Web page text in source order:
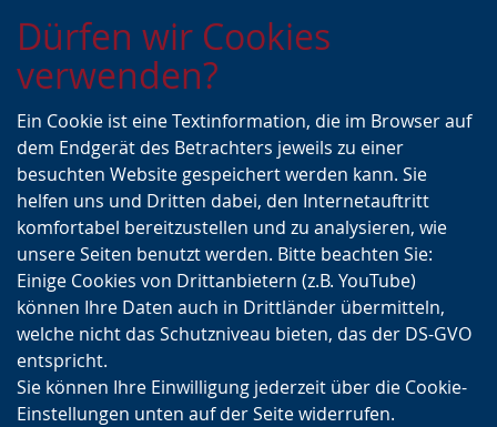
Zur
Hauptnavigation
Zur
Seitennavigation
Zum
Inhalt
Dürfen wir Cookies
verwenden?
Ein Cookie ist eine Textinformation, die im Browser auf
dem Endgerät des Betrachters jeweils zu einer
besuchten Website gespeichert werden kann. Sie
helfen uns und Dritten dabei, den Internetauftritt
komfortabel bereitzustellen und zu analysieren, wie
unsere Seiten benutzt werden. Bitte beachten Sie:
Einige Cookies von Drittanbietern (z.B. YouTube)
können Ihre Daten auch in Drittländer übermitteln,
welche nicht das Schutzniveau bieten, das der DS-GVO
entspricht.
Sie können Ihre Einwilligung jederzeit über die Cookie-
Einstellungen unten auf der Seite widerrufen.